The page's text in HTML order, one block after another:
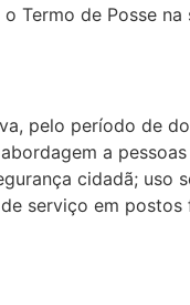
Termo de Posse
pelo período de
a
cidadã;
serviço em